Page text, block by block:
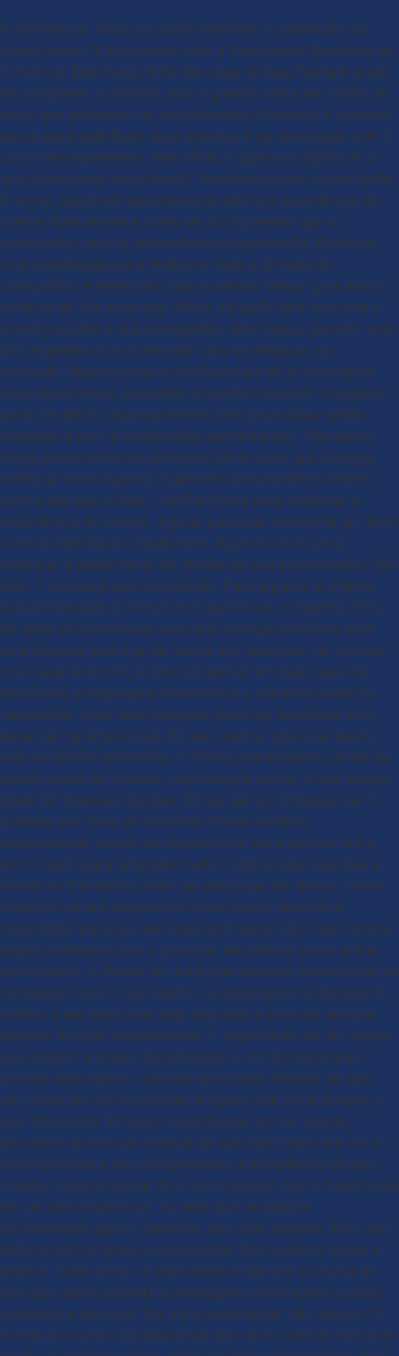
E-commerce: dicas de como melhorar a satisfação do
cliente com CX De acordo com a Associação Brasileira de
Comércio Eletrônico, 60% das lojas virtuais fecham antes
de completar o primeiro ano e grande parte em razão de
erros que poderiam ter sido evitados. Portanto o primeiro
passo para satisfazer seus clientes, é se preocupar com o
customer experience. Mas afinal, o que isso significa? O
que é customer experience? Traduzindo para o português,
o termo customer experience se refere à experiência do
cliente. Basicamente, trata-se da impressão que o
consumidor tem de determinada organização. Portanto,
criar estratégias para melhorar toda a jornada do
consumidor é essencial, pois é preciso deixar uma marca
positiva da sua empresa. Afinal, tal ação fará com que o
cliente seja fiel a sua companhia. Além disso, garantir uma
boa experiência é primordial para se destacar no
mercado. Mesmo para os profissionais de e-commerce
mais experientes, aumentar a receita e escalar o negócio
pode ser difícil, especialmente com novas lojas sendo
lançadas e com a competição aumentando. Pensando
nisso, preparamos as principais dicas para que consiga
melhorar esse aspecto e garantir consumidores felizes
com a sua loja virtual. Confira! Dicas para melhorar a
experiência do cliente Agora, para que mantenha um bom
nível de satisfação, separamos algumas dicas para
melhorar a experiência do cliente no seu e-commerce. São
elas: 1. Conheça seu consumidor Para agradar o cliente,
estude bastante a forma com que ele se comporta. Pois,
tal ação será essencial para que consiga deixá-los com
uma imagem positiva da marca. Por exemplo, na hora de
criar seus anúncios, é preciso pensar em qual canal irá
direcionar, a linguagem abordada e o produto usado na
campanha. Todo esse conjunto deve ser escolhido com
base nas características do seu cliente, para que assim,
eles se sintam satisfeitos. 2. Deixe a disposição canais de
atendimento Ao realizar uma compra online, o seu cliente
pode ter diversas dúvidas. Afinal, ele só consegue ver o
produto por meio de uma tela. Nesse sentido,
disponibilizar canais de atendimento para que ele entre
em contato para entender melhor sobre suas soluções é
essencial. Pensando nisso, se preocupe em deixar visível
todos os canais disponíveis. Esse ponto também é
importante para que ele sinta confiança, pois caso ocorra
algum problema com o produto, ele saberá como entrar
em contato. 3. Preste um bom atendimento Sempre que se
comunicar com o seu cliente, se preocupe em oferecer o
melhor a ele. Para isso, seja educado e procure sempre
atender às suas necessidades. É importante ter em mente
que prestar um bom atendimento é um dos principais
pontos para manter clientes satisfeitos. Manual do que
não fazer em um e-commerce Agora que você já sabe o
que fazer para fornecer experiências ao seu cliente,
deixamos abaixo um manual do que NÃO fazer em um e-
commerce para não comprometer a experiência do seu
cliente: Visual e layout do e-commerce É muito importante
ter um site responsivo, ou seja, que se adapte
corretamente para o tamanho das suas páginas. Pois isso
afeta drasticamente a visualização dos usuários sobre a
página. Além disso, é importante organizar o layout do
site para que transmita a mensagem certa sobre os seus
produtos e serviços. Ter um e-commerce “não seguro” É
essencial investir na segurança dos seus clientes. Nos dias